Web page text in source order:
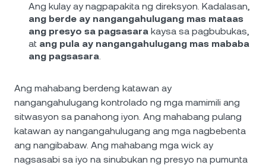
Ang kulay ay nagpapakita ng direksyon. Kadalasan,
ang berde ay nangangahulugang mas mataas
ang presyo sa pagsasara kaysa sa pagbubukas,
at ang pula ay nangangahulugang mas mababa
ang pagsasara.
Ang mahabang berdeng katawan ay
nangangahulugang kontrolado ng mga mamimili ang
sitwasyon sa panahong iyon. Ang mahabang pulang
katawan ay nangangahulugang ang mga nagbebenta
ang nangibabaw. Ang mahabang mga wick ay
nagsasabi sa iyo na sinubukan ng presyo na pumunta